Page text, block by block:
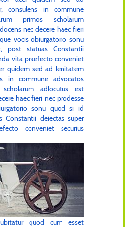
consulens in commune
primos scholarum
nec decere haec fieri
vocis obiurgatorio sonu
post statuas Constantii
vita praefecto conveniet
quidem sed ad lenitatem
in commune advocatos
adlocutus est
haec fieri nec prodesse
sonu quod si id
Constantii deiectas super
conveniet securius
quod cum esset